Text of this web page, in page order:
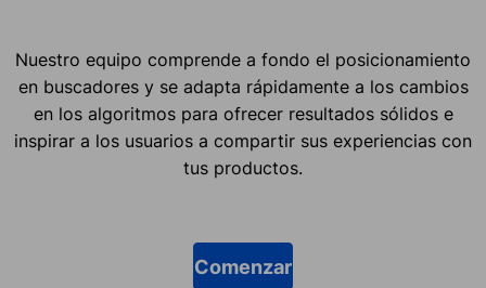
Nuestro equipo comprende a fondo el posicionamiento
en buscadores y se adapta rápidamente a los cambios
en los algoritmos para ofrecer resultados sólidos e
inspirar a los usuarios a compartir sus experiencias con
tus productos.
Comenzar